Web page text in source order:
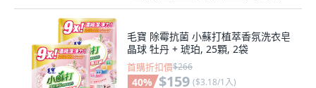
毛寶 除霉抗菌 小蘇打植萃香氛洗衣皂
晶球 牡丹 + 琥珀, 25顆, 2袋
首購折扣價$266
40% $159 ($3.18/1入)